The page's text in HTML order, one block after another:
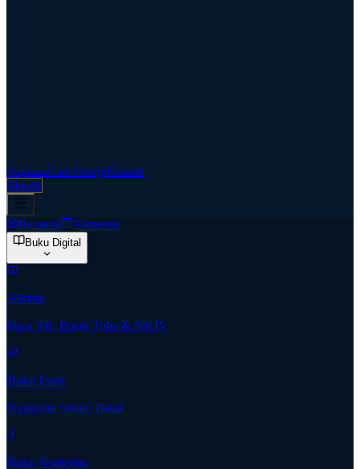
AspirasiCari GerejaKontak
Masuk
Beranda Almanak
Buku Digital
Alkitab
Baca TB, Batak Toba & NKJV
Buku Ende
Nyanyian rohani Batak
Buku Nyanyian